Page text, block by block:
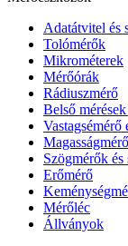
Adatátvitel és
Tolómérők
Mikrométerek
Mérőórák
Rádiuszmérő
Belső
Vastagsémérő
Szögmérők és
Erőmérő
Mérőléc
Állványok